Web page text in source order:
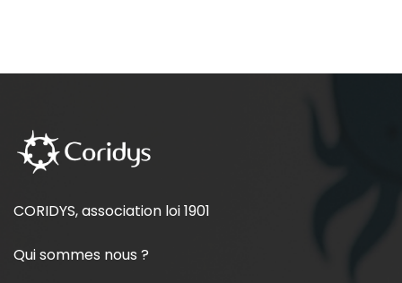
CORIDYS, association loi 1901
Qui sommes nous ?